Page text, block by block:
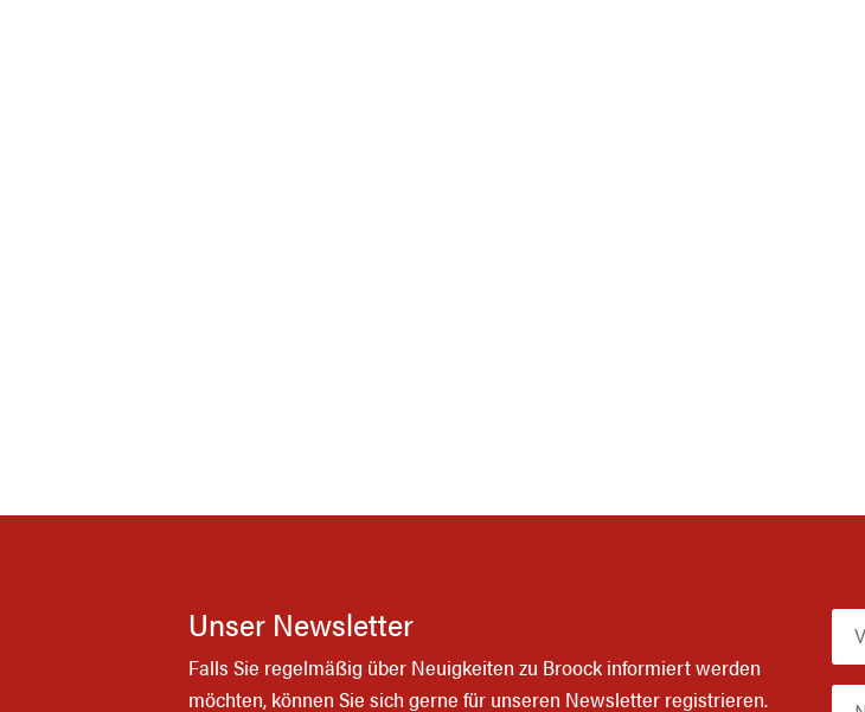
Unser Newsletter
Falls Sie regelmäßig über Neuigkeiten zu Broock informiert werden
möchten, können Sie sich gerne für unseren Newsletter registrieren.